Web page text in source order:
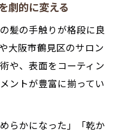
劇的に変える
髪の手触りが格段に良
大阪市鶴見区のサロン
や、表面をコーティン
ントが豊富に揃ってい
らかになった」「乾か